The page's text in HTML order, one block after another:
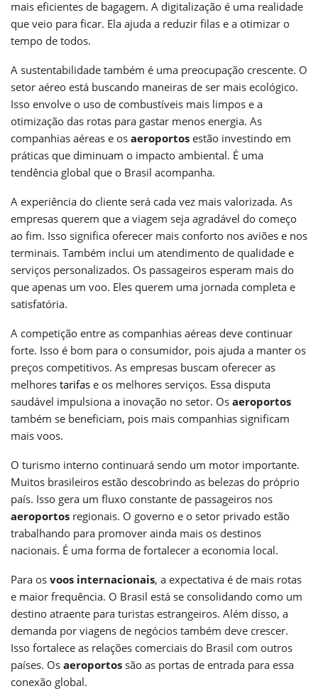
mais eficientes de bagagem. A digitalização é uma realidade
que veio para ficar. Ela ajuda a reduzir filas e a otimizar o
tempo de todos.
A sustentabilidade também é uma preocupação crescente. O
setor aéreo está buscando maneiras de ser mais ecológico.
Isso envolve o uso de combustíveis mais limpos e a
otimização das rotas para gastar menos energia. As
companhias aéreas e os aeroportos estão investindo em
práticas que diminuam o impacto ambiental. É uma
tendência global que o Brasil acompanha.
A experiência do cliente será cada vez mais valorizada. As
empresas querem que a viagem seja agradável do começo
ao fim. Isso significa oferecer mais conforto nos aviões e nos
terminais. Também inclui um atendimento de qualidade e
serviços personalizados. Os passageiros esperam mais do
que apenas um voo. Eles querem uma jornada completa e
satisfatória.
A competição entre as companhias aéreas deve continuar
forte. Isso é bom para o consumidor, pois ajuda a manter os
preços competitivos. As empresas buscam oferecer as
melhores tarifas e os melhores serviços. Essa disputa
saudável impulsiona a inovação no setor. Os aeroportos
também se beneficiam, pois mais companhias significam
mais voos.
O turismo interno continuará sendo um motor importante.
Muitos brasileiros estão descobrindo as belezas do próprio
país. Isso gera um fluxo constante de passageiros nos
aeroportos regionais. O governo e o setor privado estão
trabalhando para promover ainda mais os destinos
nacionais. É uma forma de fortalecer a economia local.
Para os voos internacionais, a expectativa é de mais rotas
e maior frequência. O Brasil está se consolidando como um
destino atraente para turistas estrangeiros. Além disso, a
demanda por viagens de negócios também deve crescer.
Isso fortalece as relações comerciais do Brasil com outros
países. Os aeroportos são as portas de entrada para essa
conexão global.